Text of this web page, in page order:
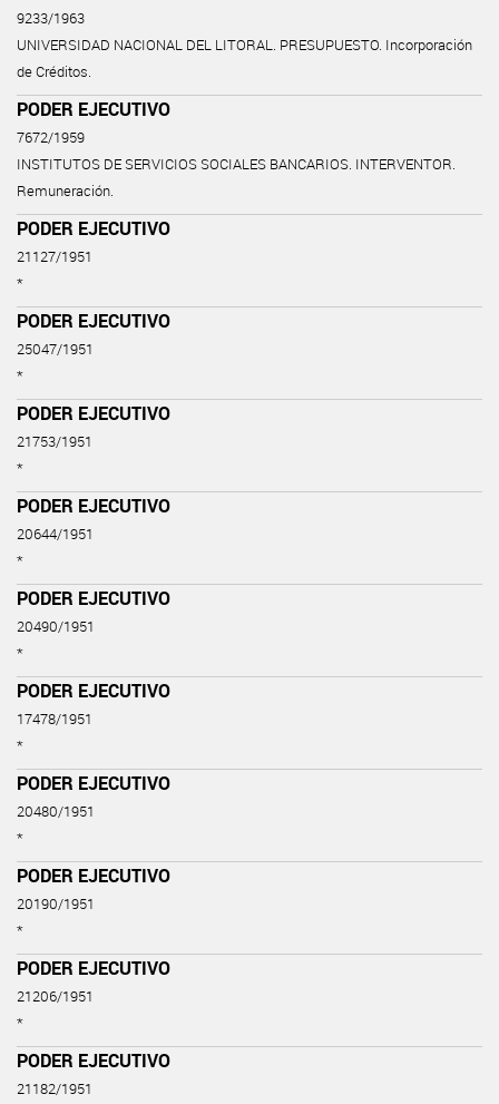
9233/1963
UNIVERSIDAD NACIONAL DEL LITORAL. PRESUPUESTO. Incorporación
de Créditos.
PODER EJECUTIVO
7672/1959
INSTITUTOS DE SERVICIOS SOCIALES BANCARIOS. INTERVENTOR.
Remuneración.
PODER EJECUTIVO
21127/1951
*
PODER EJECUTIVO
25047/1951
*
PODER EJECUTIVO
21753/1951
*
PODER EJECUTIVO
20644/1951
*
PODER EJECUTIVO
20490/1951
*
PODER EJECUTIVO
17478/1951
*
PODER EJECUTIVO
20480/1951
*
PODER EJECUTIVO
20190/1951
*
PODER EJECUTIVO
21206/1951
*
PODER EJECUTIVO
21182/1951